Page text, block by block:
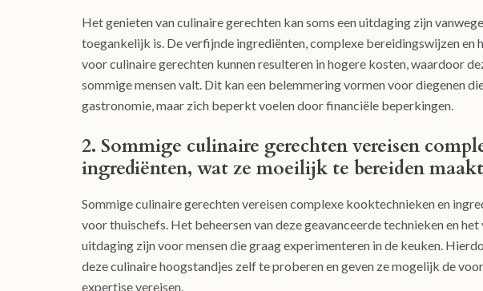
Het genieten van culinaire gerechten kan soms een uitdaging zijn
toegankelijk is. De verfijnde ingrediënten, complexe bereidingswijzen
voor culinaire gerechten kunnen resulteren in hogere kosten, waardoor
sommige mensen valt. Dit kan een belemmering vormen voor diegenen
gastronomie, maar zich beperkt voelen door financiële beperkingen.
2. Sommige culinaire gerechten vereisen
ingrediënten, wat ze moeilijk te bereiden
Sommige culinaire gerechten vereisen complexe kooktechnieken en
voor thuischefs. Het beheersen van deze geavanceerde technieken en
uitdaging zijn voor mensen die graag experimenteren in de keuken.
deze culinaire hoogstandjes zelf te proberen en geven ze mogelijk de
expertise vereisen.